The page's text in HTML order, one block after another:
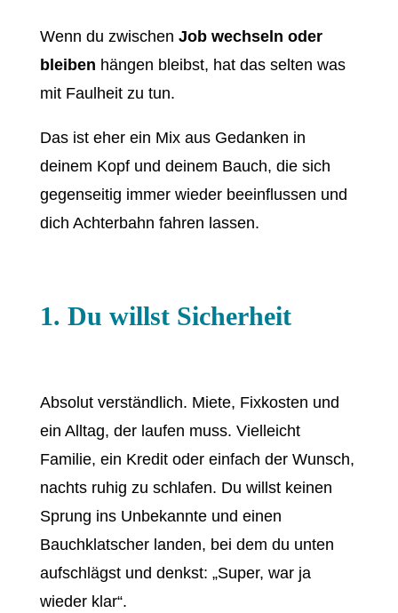
Wenn du zwischen Job wechseln oder
bleiben hängen bleibst, hat das selten was
mit Faulheit zu tun.
Das ist eher ein Mix aus Gedanken in
deinem Kopf und deinem Bauch, die sich
gegenseitig immer wieder beeinflussen und
dich Achterbahn fahren lassen.
1. Du willst Sicherheit
Absolut verständlich. Miete, Fixkosten und
ein Alltag, der laufen muss. Vielleicht
Familie, ein Kredit oder einfach der Wunsch,
nachts ruhig zu schlafen. Du willst keinen
Sprung ins Unbekannte und einen
Bauchklatscher landen, bei dem du unten
aufschlägst und denkst: „Super, war ja
wieder klar“.